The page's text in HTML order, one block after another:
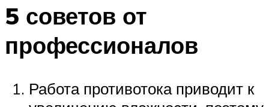
5 советов от
профессионалов
Работа противотока приводит к